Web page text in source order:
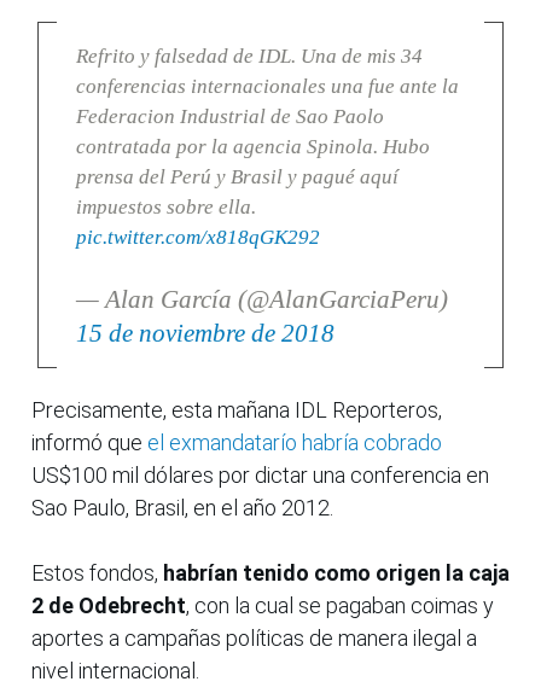
Refrito y falsedad de IDL. Una de mis 34
conferencias internacionales una fue ante la
Federacion Industrial de Sao Paolo
contratada por la agencia Spinola. Hubo
prensa del Perú y Brasil y pagué aquí
impuestos sobre ella.
pic.twitter.com/x818qGK292
— Alan García (@AlanGarciaPeru)
15 de noviembre de 2018
Precisamente, esta mañana IDL Reporteros,
informó que el exmandatarío habría cobrado
US$100 mil dólares por dictar una conferencia en
Sao Paulo, Brasil, en el año 2012.
Estos fondos, habrían tenido como origen la caja
2 de Odebrecht, con la cual se pagaban coimas y
aportes a campañas políticas de manera ilegal a
nivel internacional.